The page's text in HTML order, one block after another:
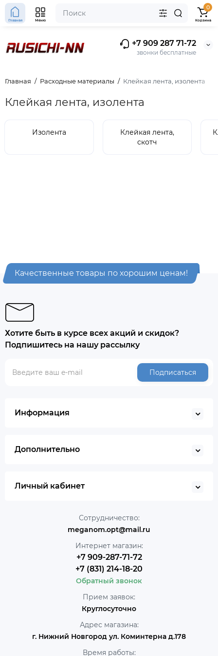
+7 909 287 71-72
звонки бесплатные
Главная Меню
0
Корзина
Главная Расходные материалы Клейкая лента, изолента
Клейкая лента, изолента
Изолента
Клейкая лента,
скотч
Качественные товары по хорошим ценам!
Хотите быть в курсе всех акций и скидок?
Подпишитесь на нашу рассылку
Подписаться
Информация
Дополнительно
Личный кабинет
Сотрудничество:
meganom.opt@mail.ru
Интернет магазин:
+7 909-287-71-72
+7 (831) 214-18-20
Обратный звонок
Прием заявок:
Круглосуточно
Адрес магазина:
г. Нижний Новгород ул. Коминтерна д.178
Время работы: